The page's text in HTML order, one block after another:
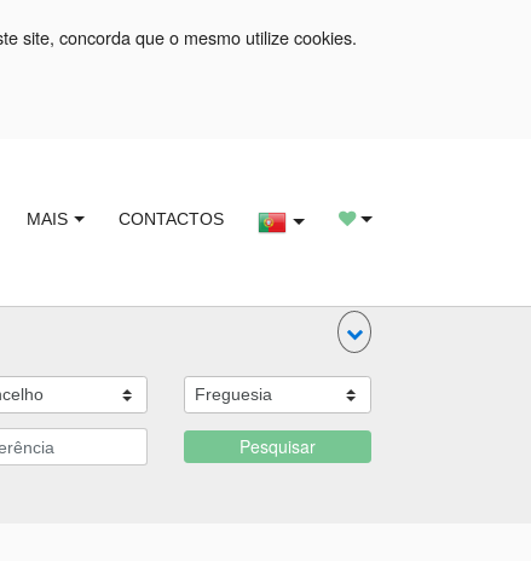
site, concorda que o mesmo utilize cookies.
MAIS CONTACTOS
Pesquisar